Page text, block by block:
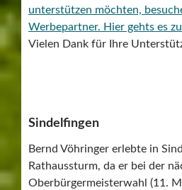
unterstützen möchten,
Werbepartner. Hier gehts es
Vielen Dank für Ihre
Sindelfingen
Bernd Vöhringer erlebte in
Rathaussturm, da er bei der
Oberbürgermeisterwahl (11.